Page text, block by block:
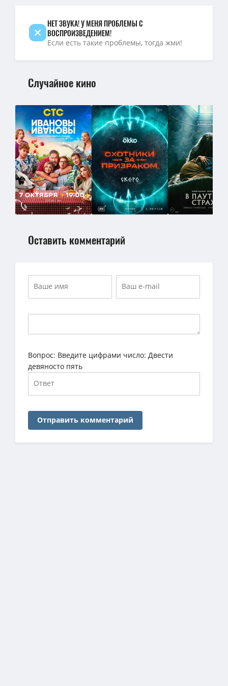
НЕТ ЗВУКА! У МЕНЯ ПРОБЛЕМЫ С
ВОСПРОИЗВЕДЕНИЕМ!
Если есть такие проблемы, тогда жми!
Случайное кино
Оставить комментарий
Вопрос: Введите цифрами число: Двести
девяносто пять
Отправить комментарий